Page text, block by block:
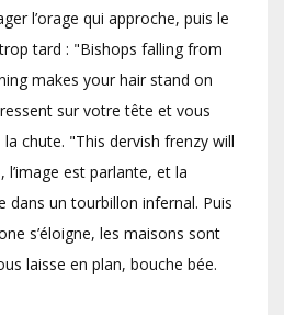
l’orage qui approche, puis le
tard : "Bishops falling from
makes your hair stand on
sur votre tête et vous
chute. "This dervish frenzy will
est parlante, et la
dans un tourbillon infernal. Puis
s’éloigne, les maisons sont
laisse en plan, bouche bée.